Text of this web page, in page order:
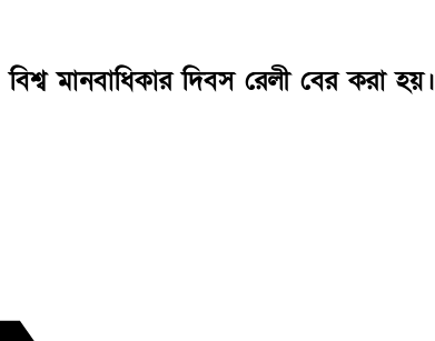
মানবাধিকার দিবস রেলী বের করা হয়।